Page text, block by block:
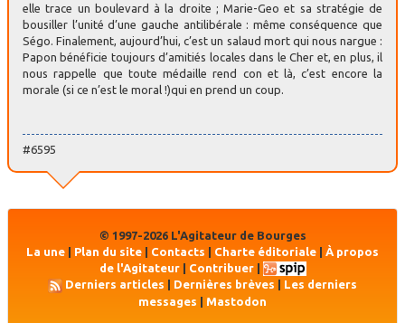
elle trace un boulevard à la droite ; Marie-Geo et sa stratégie de
bousiller l’unité d’une gauche antilibérale : même conséquence que
Ségo. Finalement, aujourd’hui, c’est un salaud mort qui nous nargue :
Papon bénéficie toujours d’amitiés locales dans le Cher et, en plus, il
nous rappelle que toute médaille rend con et là, c’est encore la
morale (si ce n’est le moral !)qui en prend un coup.
#6595
© 1997-2026 L'Agitateur de Bourges
La une | Plan du site | Contacts | Charte éditoriale | À propos
de l'Agitateur| Contribuer|
Derniers articles
Dernières brèves
Les derniers
messages | Mastodon